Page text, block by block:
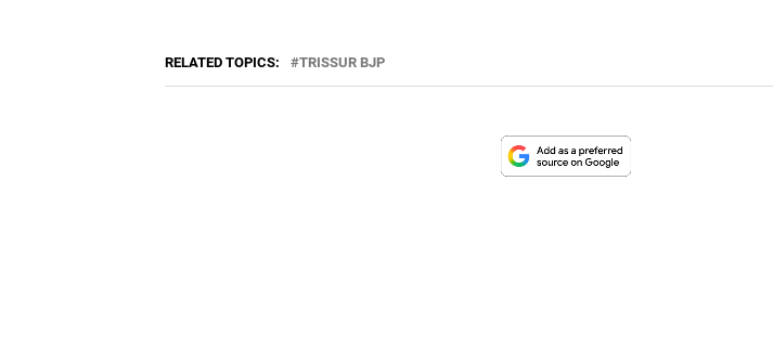
RELATED TOPICS: TRISSUR BJP